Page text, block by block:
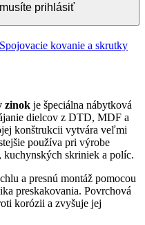
prihlásiť
Spojovacie kovanie a skrutky
zinok je špeciálna nábytková
dielcov z DTD, MDF a
konštrukcii vytvára veľmi
používa pri výrobe
skriniek a políc.
a presnú montáž pomocou
preskakovania. Povrchová
korózii a zvyšuje jej